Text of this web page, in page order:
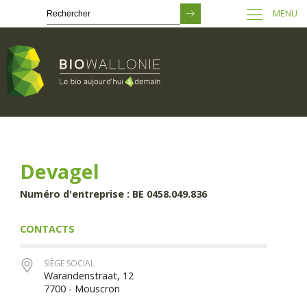
principal
MENU
Devagel
Numéro d'entreprise : BE 0458.049.836
CONTACTS
SIÈGE SOCIAL
Warandenstraat, 12
7700 - Mouscron